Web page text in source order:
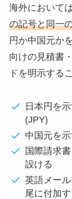
海外において
の記号と同一
円か中国元か
向けの見積書
ドを明示する
日本円を
(JPY)
中国元を
国際請求
設ける
英語メー
尾に付加